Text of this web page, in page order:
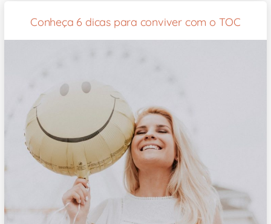
Conheça 6 dicas para conviver com o TOC